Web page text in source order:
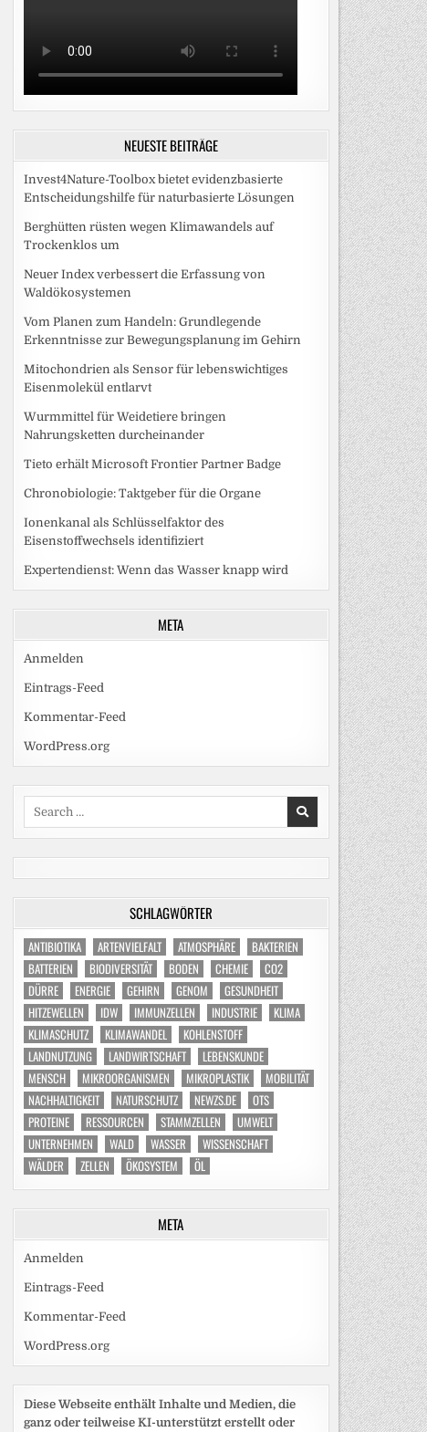
NEUESTE BEITRÄGE
Invest4Nature-Toolbox bietet evidenzbasierte
Entscheidungshilfe für naturbasierte Lösungen
Berghütten rüsten wegen Klimawandels auf
Trockenklos um
Neuer Index verbessert die Erfassung von
Waldökosystemen
Vom Planen zum Handeln: Grundlegende
Erkenntnisse zur Bewegungsplanung im Gehirn
Mitochondrien als Sensor für lebenswichtiges
Eisenmolekül entlarvt
Wurmmittel für Weidetiere bringen
Nahrungsketten durcheinander
Tieto erhält Microsoft Frontier Partner Badge
Chronobiologie: Taktgeber für die Organe
Ionenkanal als Schlüsselfaktor des
Eisenstoffwechsels identifiziert
Expertendienst: Wenn das Wasser knapp wird
META
Anmelden
Eintrags-Feed
Kommentar-Feed
WordPress.org
SCHLAGWÖRTER
ANTIBIOTIKA ARTENVIELFALT ATMOSPHÄRE
BAKTERIEN
BATTERIEN
BIODIVERSITÄT BODEN CHEMIE
CO2
DÜRRE
ENERGIE GEHIRN GENOM
GESUNDHEIT
HITZEWELLEN
IDW IMMUNZELLEN INDUSTRIE
KLIMA
KLIMASCHUTZ
KLIMAWANDEL
KOHLENSTOFF
LANDNUTZUNG
LANDWIRTSCHAFT
LEBENSKUNDE
MENSCH
MIKROORGANISMEN MIKROPLASTIK
MOBILITÄT
NACHHALTIGKEIT
NATURSCHUTZ NEWZS.DE
OTS
PROTEINE
RESSOURCEN STAMMZELLEN
UMWELT
UNTERNEHMEN
WALD WASSER
WISSENSCHAFT
WÄLDER
ZELLEN ÖKOSYSTEM ÖL
META
Anmelden
Eintrags-Feed
Kommentar-Feed
WordPress.org
Diese Webseite enthält Inhalte und Medien, die
ganz oder teilweise KI-unterstützt erstellt oder